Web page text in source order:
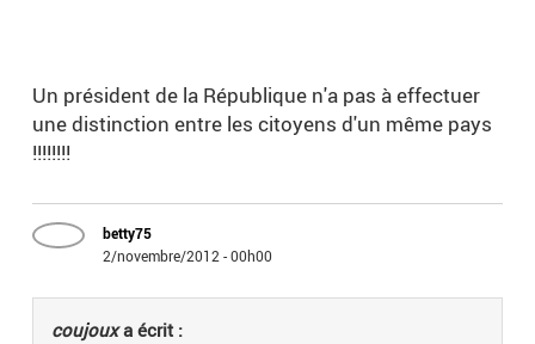
Un président de la République n'a pas à effectuer
une distinction entre les citoyens d'un même pays
!!!!!!!!
betty75
2/novembre/2012 - 00h00
coujouxa écrit :